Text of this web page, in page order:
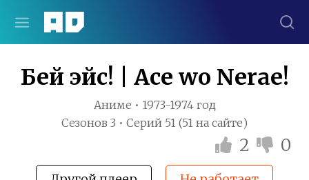
Бей эйс! | Ace wo Nerae!
Аниме • 1973-1974 год
Сезонов 3 • Серий 51 (51 на сайте)
2 0